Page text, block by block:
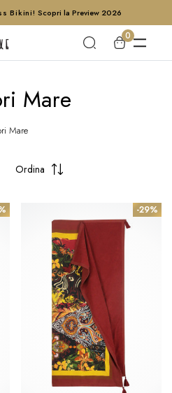
Bikini! Scopri la Preview 2026
0
Mare
Mare
Ordina
-29%